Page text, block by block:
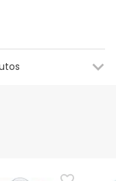
de segurança
para veres as